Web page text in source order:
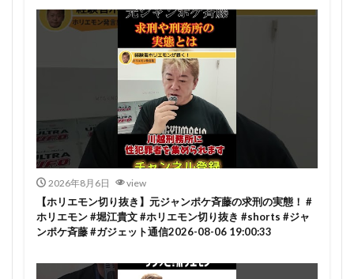
2026年8月6日 view
【ホリエモン切り抜き】元ジャンポケ斉藤の求刑の実態！ #
ホリエモン #堀江貴文 #ホリエモン切り抜き #shorts #ジャ
ンポケ斉藤 #ガジェット通信2026-08-06 19:00:33